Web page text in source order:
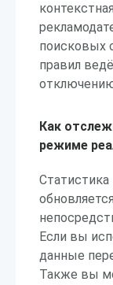
поисковых
правил
Как
режиме
Если вы
данные
Также вы